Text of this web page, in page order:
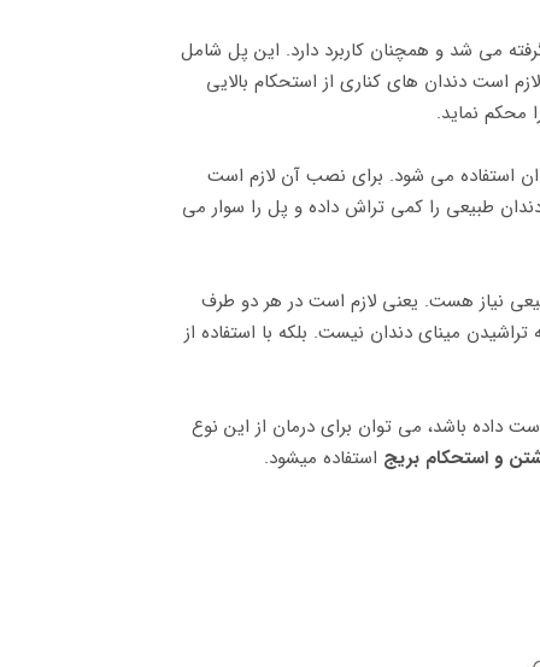
می شد و همچنان کاربرد دارد. این پل شامل
است دندان های کناری از استحکام بالایی
محکم نماید.
استفاده می شود. برای نصب آن لازم است
طبیعی را کمی تراش داده و پل را سوار می
نیاز هست. یعنی لازم است در هر دو طرف
مینای دندان نیست. بلکه با استفاده از
داده باشد، می توان برای درمان از این نوع
و استحکام بریج استفاده میشود.